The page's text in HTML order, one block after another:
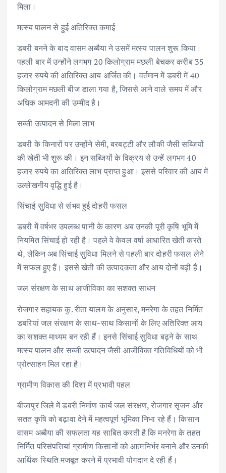
मिला।
मत्स्य पालन से हुई अतिरिक्त कमाई
डबरी बनने के बाद वासम अब्बैया ने उसमें मत्स्य पालन शुरू किया।
पहली बार में उन्होंने लगभग 20 किलोग्राम मछली बेचकर करीब 35
हजार रुपये की अतिरिक्त आय अर्जित की। वर्तमान में डबरी में 40
किलोग्राम मछली बीज डाला गया है, जिससे आने वाले समय में और
अधिक आमदनी की उम्मीद है।
सब्जी उत्पादन से मिला लाभ
डबरी के किनारों पर उन्होंने सेमी, बरबट्टी और लौकी जैसी सब्जियों
की खेती भी शुरू की। इन सब्जियों के विक्रय से उन्हें लगभग 40
हजार रुपये का अतिरिक्त लाभ प्राप्त हुआ। इससे परिवार की आय में
उल्लेखनीय वृद्धि हुई है।
सिंचाई सुविधा से संभव हुई दोहरी फसल
डबरी में वर्षभर उपलब्ध पानी के कारण अब उनकी पूरी कृषि भूमि में
नियमित सिंचाई हो रही है। पहले वे केवल वर्षा आधारित खेती करते
थे, लेकिन अब सिंचाई सुविधा मिलने से पहली बार दोहरी फसल लेने
में सफल हुए हैं। इससे खेती की उत्पादकता और आय दोनों बढ़ी हैं।
जल संरक्षण के साथ आजीविका का सशक्त साधन
रोजगार सहायक कु. रीता यालम के अनुसार, मनरेगा के तहत निर्मित
डबरियां जल संरक्षण के साथ-साथ किसानों के लिए अतिरिक्त आय
का सशक्त माध्यम बन रही हैं। इनसे सिंचाई सुविधा बढ़ने के साथ
मत्स्य पालन और सब्जी उत्पादन जैसी आजीविका गतिविधियों को भी
प्रोत्साहन मिल रहा है।
ग्रामीण विकास की दिशा में प्रभावी पहल
बीजापुर जिले में डबरी निर्माण कार्य जल संरक्षण, रोजगार सृजन और
सतत कृषि को बढ़ावा देने में महत्वपूर्ण भूमिका निभा रहे हैं। किसान
वासम अब्बैया की सफलता यह साबित करती है कि मनरेगा के तहत
निर्मित परिसंपत्तियां ग्रामीण किसानों को आत्मनिर्भर बनाने और उनकी
आर्थिक स्थिति मजबूत करने में प्रभावी योगदान दे रही हैं।